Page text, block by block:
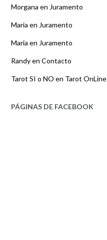
Morgana en Juramento
Maria en Juramento
Maria en Juramento
Randyen Contacto
Tarot SI o NO en Tarot OnLine
PÁGINAS DE FACEBOOK